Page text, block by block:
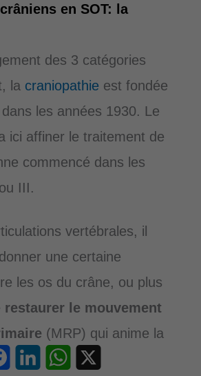
en SOT: la
des 3 catégories
la craniopathie est fondée
les années 1930. Le
ici affiner le traitement de
commencé dans les
III.
vertébrales, il
une certaine
les os du crâne, ou plus
restaurer le mouvement
(MRP) qui anime la
FacebookLinkedInWhatsApp
X